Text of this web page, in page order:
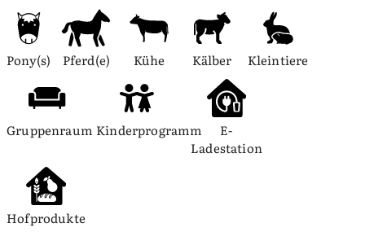
Pony(s) Pferd(e) Kühe Kälber Kleintiere
Gruppenraum Kinderprogramm
E-
Ladestation
Hofprodukte